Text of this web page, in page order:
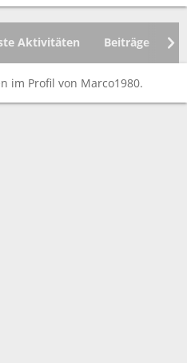
Aktivitäten Beiträge
im Profil von Marco1980.